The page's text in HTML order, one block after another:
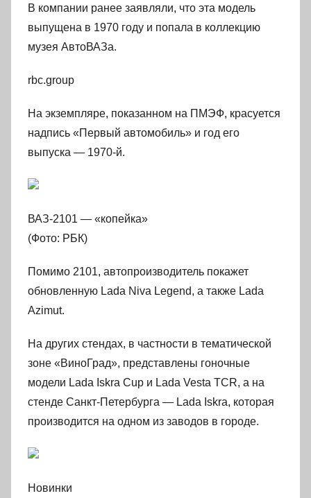
В компании ранее заявляли, что эта модель
выпущена в 1970 году и попала в коллекцию
музея АвтоВАЗа.
rbc.group
На экземпляре, показанном на ПМЭФ, красуется
надпись «Первый автомобиль» и год его
выпуска — 1970-й.
ВАЗ-2101 — «копейка»
(Фото: РБК)
Помимо 2101, автопроизводитель покажет
обновленную Lada Niva Legend, а также Lada
Azimut.
На других стендах, в частности в тематической
зоне «ВиноГрад», представлены гоночные
модели Lada Iskra Cup и Lada Vesta TCR, а на
стенде Санкт-Петербурга — Lada Iskra, которая
производится на одном из заводов в городе.
Новинки